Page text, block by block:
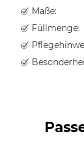
Maße:
Füllmenge: